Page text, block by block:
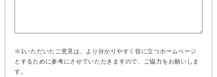
※1いただいたご意見は、より分かりやすく役に立つホームページ
とするために参考にさせていただきますので、ご協力をお願いしま
す。